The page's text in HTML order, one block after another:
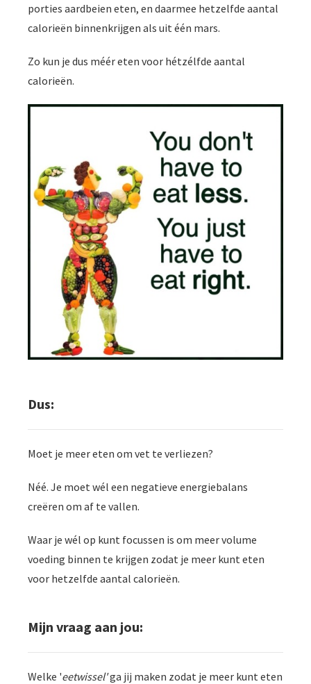
porties aardbeien eten, en daarmee hetzelfde aantal
calorieën binnenkrijgen als uit één mars.
Zo kun je dus méér eten voor hétzélfde aantal
calorieën.
Dus:
Moet je meer eten om vet te verliezen?
Néé. Je moet wél een negatieve energiebalans
creëren om af te vallen.
Waar je wél op kunt focussen is om meer volume
voeding binnen te krijgen zodat je meer kunt eten
voor hetzelfde aantal calorieën.
Mijn vraag aan jou:
Welke 'eetwissel'ga jij maken zodat je meer kunt eten